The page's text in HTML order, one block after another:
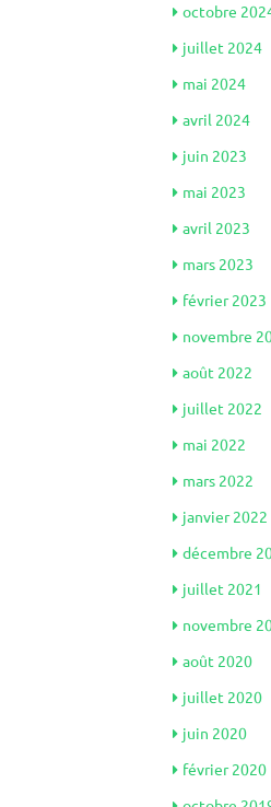
octobre
juillet 2024
mai 2024
avril 2024
juin 2023
mai 2023
avril 2023
mars 2023
février 2023
novembre
août 2022
juillet 2022
mai 2022
mars 2022
janvier 2022
décembre
juillet 2021
novembre
août 2020
juillet 2020
juin 2020
février 2020